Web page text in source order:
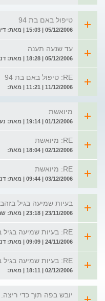
טיפול באם בת 94
05/12/2006 | 15:03 | מאת: דינה
עד שנעה תענה
05/12/2006 | 18:28 | מאת: דני לא רופא ולא מטפל
RE: טיפול באם בת 94
11/12/2006 | 11:21 | מאת:
מיואשת
01/12/2006 | 19:14 | מאת: נעומי
RE: מיואשת
02/12/2006 | 18:04 | מאת:
RE: מיואשת
03/12/2006 | 09:44 | מאת: דני לא רופא ולא מטפל
בעיות שמיעה בגיל בזהב
23/11/2006 | 23:18 | מאת: שרון
RE: בעיות שמיעה בגיל בזהב
24/11/2006 | 09:09 | מאת: דני לא רופא ולא מטפל
RE: בעיות שמיעה בגיל בזהב
02/12/2006 | 18:11 | מאת:
יובש בפה תוך כדי ריצה.